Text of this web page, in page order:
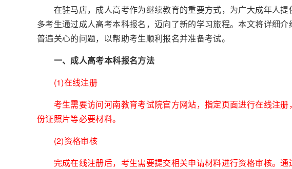
在驻马店，成人高考作为继续教育的重要方式，为广大成年人提
多考生通过成人高考本科报名，迈向了新的学习旅程。本文将详细
普遍关心的问题，以帮助考生顺利报名并准备考试。
一、成人高考本科报名方法
(1)在线注册
考生需要访问河南教育考试院官方网站，指定页面进行在线注册
份证照片等必要材料。
(2)资格审核
完成在线注册后，考生需要提交相关申请材料进行资格审核。通